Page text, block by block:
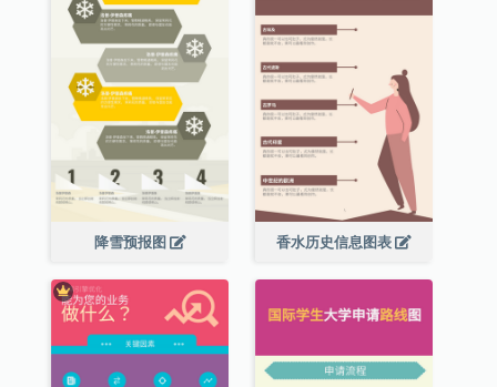
降雪预报图 香水历史信息图表